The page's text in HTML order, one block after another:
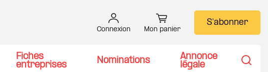
Connexion Mon panier
S'abonner
Fiches
entreprises
Nominations
Annonce
légale